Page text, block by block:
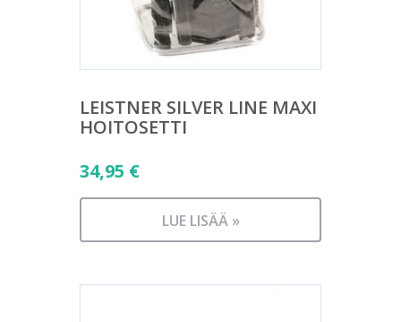
LEISTNER SILVER LINE MAXI
HOITOSETTI
34,95 €
LUE LISÄÄ »